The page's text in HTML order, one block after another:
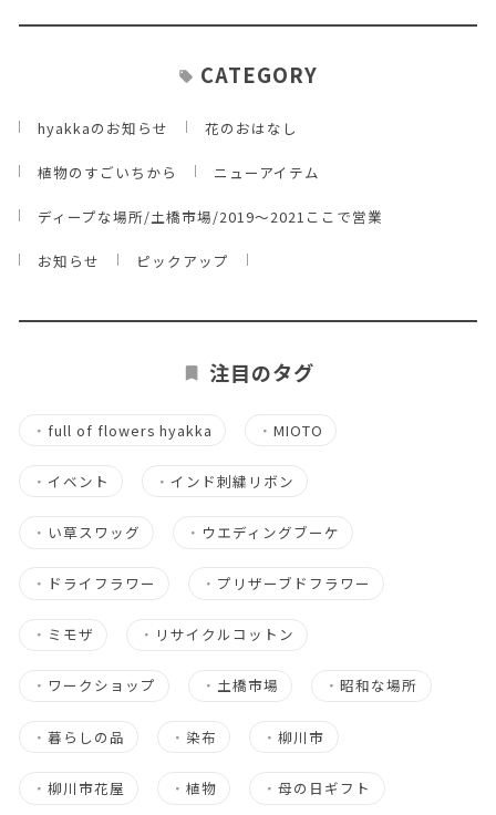
CATEGORY
hyakkaのお知らせ 花のおはなし
植物のすごいちから ニューアイテム
ディープな場所/土橋市場/2019～2021ここで営業
お知らせ ピックアップ
注目のタグ
・ full of flowers hyakka ・MIOTO
・ イベント ・ インド刺繍リボン
・ い草スワッグ ・ ウエディングブーケ
・ ドライフラワー ・ プリザーブドフラワー
・ ミモザ ・ リサイクルコットン
・ ワークショップ ・ 土橋市場 ・昭和な場所
・ 暮らしの品 ・ 染布 ・柳川市
・ 柳川市花屋 ・植物 ・母の日ギフト